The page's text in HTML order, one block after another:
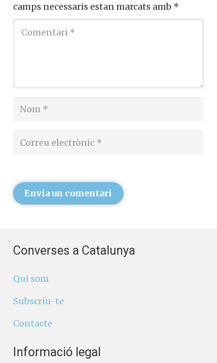
camps necessaris estan marcats amb *
Envia un comentari
Converses a Catalunya
Qui som
Subscriu-te
Contacte
Informació legal